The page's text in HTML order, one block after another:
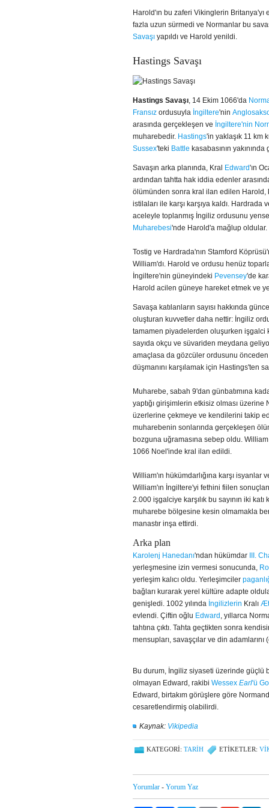
Harold'ın bu zaferi Vikinglerin
fazla uzun sürmedi ve Normanlar bu
Savaşı yapıldı ve Harold yenildi.
Hastings Savaşı
Hastings Savaşı, 14 Ekim 1066'da
Fransız ordusuyla İngiltere'nin
arasında gerçekleşen ve İngiltere'nin
muharebedir. Hastings'in yaklaşık 11 km
Sussex'teki Battle kasabasının
Savaşın arka planında, Kral Edward'ın
ardından tahtta hak iddia edenler
ölümünden sonra kral ilan edilen
istilaları ile karşı karşıya kaldı.
aceleyle toplanmış İngiliz ordusunu
Muharebesi'nde Harold'a mağlup oldular.
Tostig ve Hardrada'nın Stamford
William'dı. Harold ve ordusu henüz
İngiltere'nin güneyindeki Pevensey'de
Harold acilen güneye hareket etmek ve
Savaşa katılanların sayısı hakkında
oluşturan kuvvetler daha nettir: İngiliz
tamamen piyadelerden oluşurken işgalci
sayıda okçu ve süvariden meydana
amaçlasa da gözcüler ordusunu
düşmanını karşılamak için Hastings'ten
Muharebe, sabah 9'dan günbatımına
yaptığı girişimlerin etkisiz olması
üzerlerine çekmeye ve kendilerini takip
muharebenin sonlarında gerçekleşen
bozguna uğramasına sebep oldu.
1066 Noel'inde kral ilan edildi.
William'ın hükümdarlığına karşı
William'ın İngiltere'yi fethini fiilen
2.000 işgalciye karşılık bu sayının iki
muharebe bölgesine kesin olmamakla
manastır inşa ettirdi.
Arka plan
Karolenj Hanedanı'ndan hükümdar
III.
yerleşmesine izin vermesi sonucunda,
yerleşim kalıcı oldu. Yerleşimciler
bağları kurarak yerel kültüre adapte
genişledi. 1002 yılında İngilizlerin Kralı
evlendi. Çiftin oğlu Edward , yıllarca
tahtına çıktı. Tahta geçtikten sonra
mensupları, savaşçılar ve din
Bu durum, İngiliz siyaseti üzerinde güçlü
olmayan Edward, rakibi Wessex Earl'ü
Edward, birtakım görüşlere göre
cesaretlendirmiş olabilirdi.
Kaynak: Vikipedia
KATEGORI: TARİH ETIKETLER:
Yorumlar - Yorum Yaz